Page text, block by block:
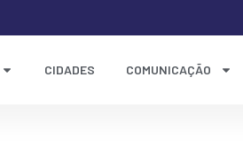
CIDADES COMUNICAÇÃO